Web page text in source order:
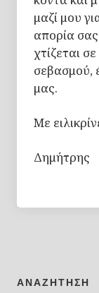
μαζί μου
απορία
χτίζεται
σεβασμού,
μας.
Με
Δημήτρης
ΑΝΑΖΗΤΗΣΗ